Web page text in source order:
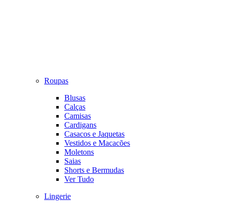
Roupas
Blusas
Calças
Camisas
Cardigans
Casacos e Jaquetas
Vestidos e Macacões
Moletons
Saias
Shorts e Bermudas
Ver Tudo
Lingerie